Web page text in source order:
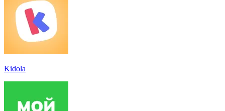
Kidola